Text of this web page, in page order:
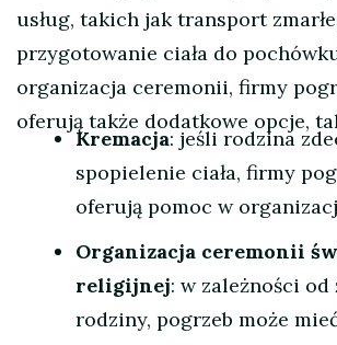
usług, takich jak transport
przygotowanie ciała do
organizacja ceremonii, firmy
oferują także dodatkowe opcje,
Kremacja: jeśli rodzina
spopielenie ciała, firmy
oferują pomoc w
Organizacja ceremonii
religijnej: w zależności od
rodziny, pogrzeb może